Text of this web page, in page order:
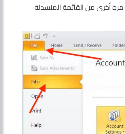
مرة أخرى من القائمة المنسدلة